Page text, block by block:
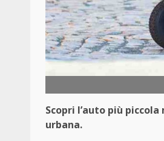
Scopri l’auto più
urbana.